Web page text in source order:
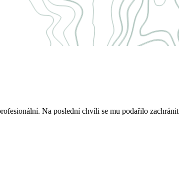
Na poslední chvíli se mu podařilo